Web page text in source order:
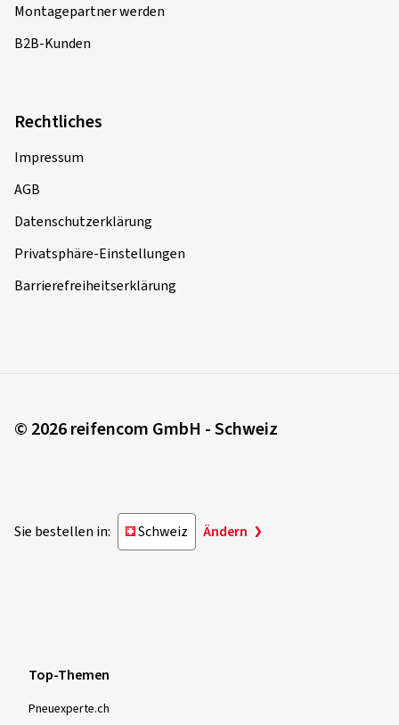
Montagepartner werden
B2B-Kunden
Rechtliches
Impressum
AGB
Datenschutzerklärung
Privatsphäre-Einstellungen
Barrierefreiheitserklärung
© 2026 reifencom GmbH - Schweiz
Sie bestellen in: Schweiz Ändern
Top-Themen
Pneuexperte.ch